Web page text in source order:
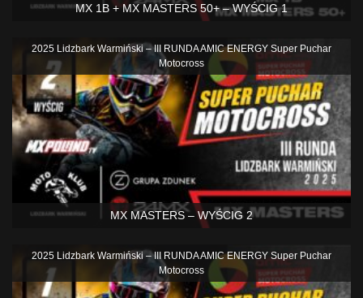
MX 1B + MX MASTERS 50+ – WYŚCIG 1
MX MASTERS – WYŚCIG 2
2025 Lidzbark Warmiński – III RUNDA AMIC ENERGY Super Puchar
Motocross
2025 Lidzbark Warmiński – III RUNDA AMIC ENERGY Super Puchar
Motocross